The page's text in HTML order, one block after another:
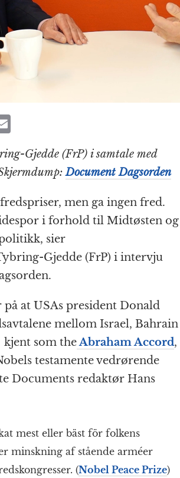
ai
l
Gjedde (FrP) i samtale med
Document Dagsorden
men ga ingen fred.
i forhold til Midtøsten og
sier
Gjedde (FrP) i intervju
at USAs president Donald
mellom Israel, Bahrain
kjent som theAbraham Accord,
testamente vedrørende
Documents redaktør Hans
mest eller bäst för folkens
minskning af stående arméer
(Nobel Peace Prize)